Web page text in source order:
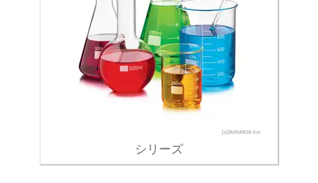
シリーズ